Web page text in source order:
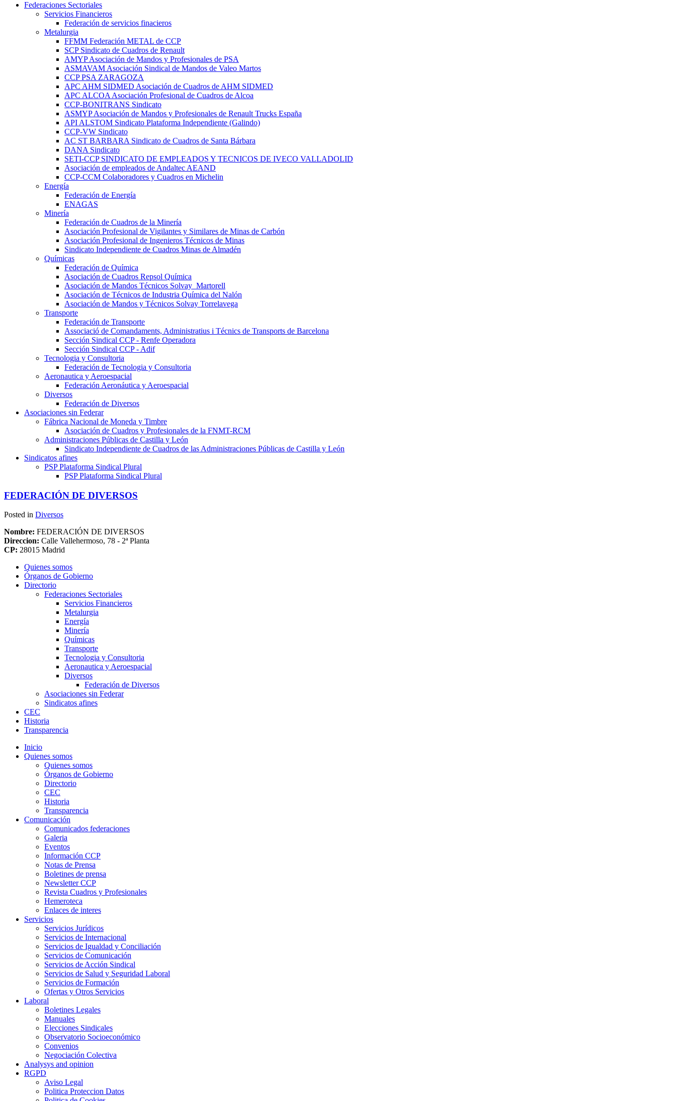
Federaciones Sectoriales
Servicios Financieros
Federación de servicios finacieros
Metalurgia
FFMM Federación METAL de CCP
SCP Sindicato de Cuadros de Renault
AMYP Asociación de Mandos y Profesionales de PSA
ASMAVAM Asociación Sindical de Mandos de Valeo Martos
CCP PSA ZARAGOZA
APC AHM SIDMED Asociación de Cuadros de AHM SIDMED
APC ALCOA Asociación Profesional de Cuadros de Alcoa
CCP-BONITRANS Sindicato
ASMYP Asociación de Mandos y Profesionales de Renault Trucks España
API ALSTOM Sindicato Plataforma Independiente (Galindo)
CCP-VW Sindicato
AC ST BARBARA Sindicato de Cuadros de Santa Bárbara
DANA Sindicato
SETI-CCP SINDICATO DE EMPLEADOS Y TECNICOS DE IVECO VALLADOLID
Asociación de empleados de Andaltec AEAND
CCP-CCM Colaboradores y Cuadros en Michelin
Energía
Federación de Energía
ENAGAS
Minería
Federación de Cuadros de la Minería
Asociación Profesional de Vigilantes y Similares de Minas de Carbón
Asociación Profesional de Ingenieros Técnicos de Minas
Sindicato Independiente de Cuadros Minas de Almadén
Químicas
Federación de Química
Asociación de Cuadros Repsol Química
Asociación de Mandos Técnicos Solvay_Martorell
Asociación de Técnicos de Industria Química del Nalón
Asociación de Mandos y Técnicos Solvay Torrelavega
Transporte
Federación de Transporte
Associació de Comandaments, Administratius i Técnics de Transports de Barcelona
Sección Sindical CCP - Renfe Operadora
Sección Sindical CCP - Adif
Tecnologia y Consultoria
Federación de Tecnologia y Consultoria
Aeronautica y Aeroespacial
Federación Aeronáutica y Aeroespacial
Diversos
Federación de Diversos
Asociaciones sin Federar
Fábrica Nacional de Moneda y Timbre
Asociación de Cuadros y Profesionales de la FNMT-RCM
Administraciones Públicas de Castilla y León
Sindicato Independiente de Cuadros de las Administraciones Públicas de Castilla y León
Sindicatos afines
PSP Plataforma Sindical Plural
PSP Plataforma Sindical Plural
FEDERACIÓN DE DIVERSOS
Posted in Diversos
Nombre: FEDERACIÓN DE DIVERSOS
Direccion: Calle Vallehermoso, 78 - 2ª Planta
CP: 28015 Madrid
Quienes somos
Órganos de Gobierno
Directorio
Federaciones Sectoriales
Servicios Financieros
Metalurgia
Energía
Minería
Químicas
Transporte
Tecnologia y Consultoria
Aeronautica y Aeroespacial
Diversos
Federación de Diversos
Asociaciones sin Federar
Sindicatos afines
CEC
Historia
Transparencia
Inicio
Quienes somos
Quienes somos
Órganos de Gobierno
Directorio
CEC
Historia
Transparencia
Comunicación
Comunicados federaciones
Galeria
Eventos
Información CCP
Notas de Prensa
Boletines de prensa
Newsletter CCP
Revista Cuadros y Profesionales
Hemeroteca
Enlaces de interes
Servicios
Servicios Jurídicos
Servicios de Internacional
Servicios de Igualdad y Conciliación
Servicios de Comunicación
Servicios de Acción Sindical
Servicios de Salud y Seguridad Laboral
Servicios de Formación
Ofertas y Otros Servicios
Laboral
Boletines Legales
Manuales
Elecciones Sindicales
Observatorio Socioeconómico
Convenios
Negociación Colectiva
Analysys and opinion
RGPD
Aviso Legal
Politica Proteccion Datos